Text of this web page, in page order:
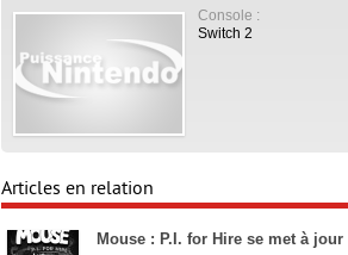
Console :
Switch 2
Articles en relation
Mouse : P.I. for Hire se met à jour